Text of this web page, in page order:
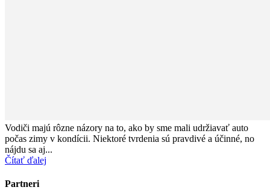
Vodiči majú rôzne názory na to, ako by sme mali udržiavať auto
počas zimy v kondícii. Niektoré tvrdenia sú pravdivé a účinné, no
nájdu sa aj...
Čítať ďalej
Partneri